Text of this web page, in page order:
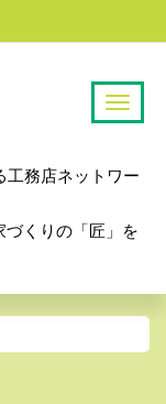
T
a
i
工務店ネットワー
づくりの「匠」を